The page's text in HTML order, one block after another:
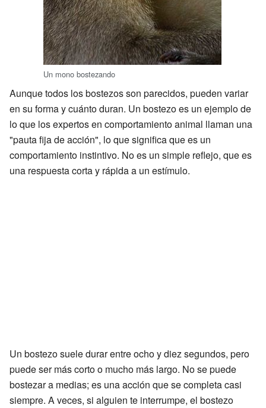
Un mono bostezando
Aunque todos los bostezos son parecidos, pueden variar
en su forma y cuánto duran. Un bostezo es un ejemplo de
lo que los expertos en comportamiento animal llaman una
"pauta fija de acción", lo que significa que es un
comportamiento instintivo. No es un simple reflejo, que es
una respuesta corta y rápida a un estímulo.
Un bostezo suele durar entre ocho y diez segundos, pero
puede ser más corto o mucho más largo. No se puede
bostezar a medias; es una acción que se completa casi
siempre. A veces, si alguien te interrumpe, el bostezo